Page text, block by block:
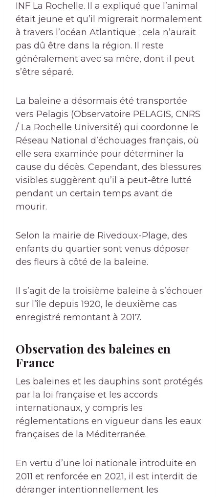
INF La Rochelle. Il a expliqué que l’animal
était jeune et qu’il migrerait normalement
à travers l’océan Atlantique ; cela n’aurait
pas dû être dans la région. Il reste
généralement avec sa mère, dont il peut
s’être séparé.
La baleine a désormais été transportée
vers Pelagis (Observatoire PELAGIS, CNRS
/ La Rochelle Université) qui coordonne le
Réseau National d’échouages ​​français, où
elle sera examinée pour déterminer la
cause du décès. Cependant, des blessures
visibles suggèrent qu’il a peut-être lutté
pendant un certain temps avant de
mourir.
Selon la mairie de Rivedoux-Plage, des
enfants du quartier sont venus déposer
des fleurs à côté de la baleine.
Il s’agit de la troisième baleine à s’échouer
sur l’île depuis 1920, le deuxième cas
enregistré remontant à 2017.
Observation des baleines en
France
Les baleines et les dauphins sont protégés
par la loi française et les accords
internationaux, y compris les
réglementations en vigueur dans les eaux
françaises de la Méditerranée.
En vertu d’une loi nationale introduite en
2011 et renforcée en 2021, il est interdit de
déranger intentionnellement les